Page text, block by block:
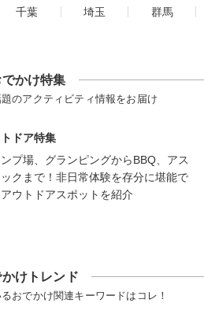
千葉 埼玉
群馬
でかけ特集
のアクティビティ情報をお届け
ドア特集
プ場、グランピングからBBQ、アス
クまで！非日常体験を存分に堪能で
ウトドアスポットを紹介
けトレンド
おでかけ関連キーワードはコレ！